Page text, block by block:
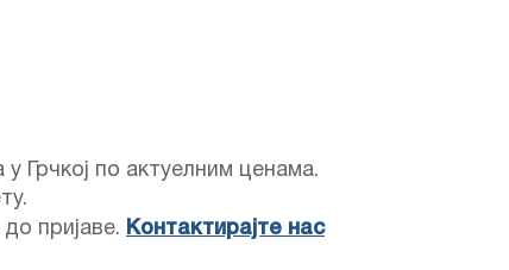
Грчкој по актуелним ценама.
пријаве. Контактирајте нас